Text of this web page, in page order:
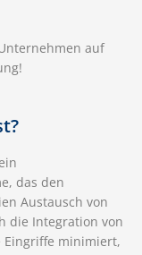
auf
das den
Austausch von
die Integration von
Eingriffe minimiert,